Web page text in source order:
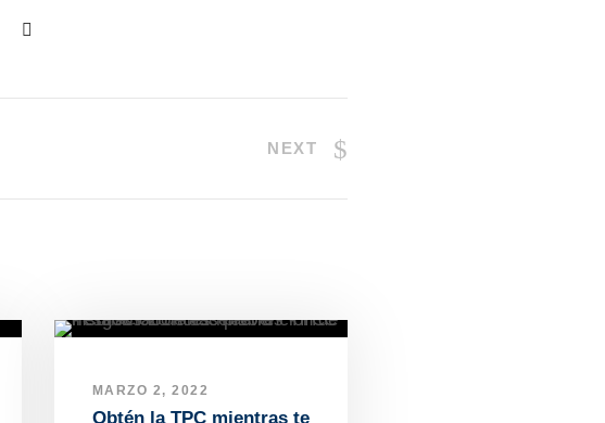
NEXT
MARZO 2, 2022
Obtén la TPC mientras te